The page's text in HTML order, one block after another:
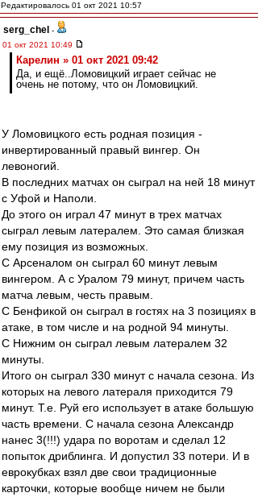
Редактировалось 01 окт 2021 10:57
serg_chel -
01 окт 2021 10:49
Карелин » 01 окт 2021 09:42
Да, и ещё..Ломовицкий играет сейчас не
очень не потому, что он Ломовицкий.
У Ломовицкого есть родная позиция -
инвертированный правый вингер. Он
левоногий.
В последних матчах он сыграл на ней 18 минут
с Уфой и Наполи.
До этого он играл 47 минут в трех матчах
сыграл левым латералем. Это самая близкая
ему позиция из возможных.
С Арсеналом он сыграл 60 минут левым
вингером. А с Уралом 79 минут, причем часть
матча левым, честь правым.
С Бенфикой он сыграл в гостях на 3 позициях в
атаке, в том числе и на родной 94 минуты.
С Нижним он сыграл левым латералем 32
минуты.
Итого он сыграл 330 минут с начала сезона. Из
которых на левого латераля приходится 79
минут. Т.е. Руй его использует в атаке большую
часть времени. С начала сезона Александр
нанес 3(!!!) удара по воротам и сделал 12
попыток дриблинга. И допустил 33 потери. И в
еврокубках взял две свои традиционные
карточки, которые вообще ничем не были